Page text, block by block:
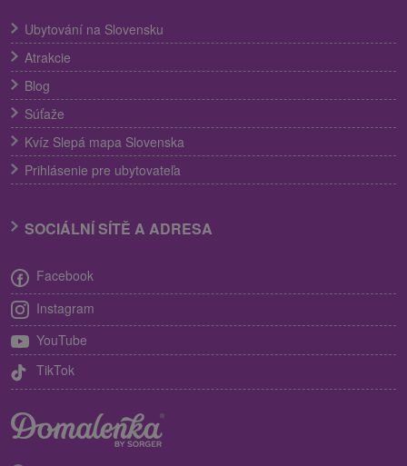
Ubytování na Slovensku
Atrakcie
Blog
Súťaže
Kvíz Slepá mapa Slovenska
Prihlásenie pre ubytovateľa
SOCIÁLNÍ SÍTĚ A ADRESA
Facebook
Instagram
YouTube
TikTok